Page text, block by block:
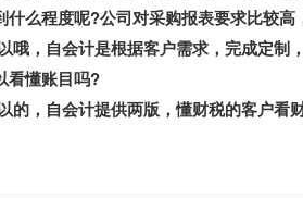
什么程度呢?公司对采购报表要求比较
哦，自会计是根据客户需求，完成定制
看懂账目吗?
的，自会计提供两版，懂财税的客户看